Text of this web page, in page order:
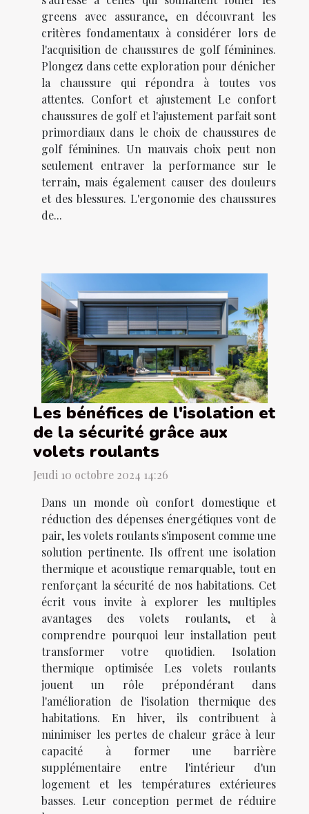
greens avec assurance, en découvrant les
critères fondamentaux à considérer lors de
l'acquisition de chaussures de golf féminines.
Plongez dans cette exploration pour dénicher
la chaussure qui répondra à toutes vos
attentes. Confort et ajustement Le confort
chaussures de golf et l'ajustement parfait sont
primordiaux dans le choix de chaussures de
golf féminines. Un mauvais choix peut non
seulement entraver la performance sur le
terrain, mais également causer des douleurs
et des blessures. L'ergonomie des chaussures
de...
Les bénéfices de l'isolation et
de la sécurité grâce aux
volets roulants
Jeudi 10 octobre 2024 14:26
Dans un monde où confort domestique et
réduction des dépenses énergétiques vont de
pair, les volets roulants s'imposent comme une
solution pertinente. Ils offrent une isolation
thermique et acoustique remarquable, tout en
renforçant la sécurité de nos habitations. Cet
écrit vous invite à explorer les multiples
avantages des volets roulants, et à
comprendre pourquoi leur installation peut
transformer votre quotidien. Isolation
thermique optimisée Les volets roulants
jouent un rôle prépondérant dans
l'amélioration de l'isolation thermique des
habitations. En hiver, ils contribuent à
minimiser les pertes de chaleur grâce à leur
capacité à former une barrière
supplémentaire entre l'intérieur d'un
logement et les températures extérieures
basses. Leur conception permet de réduire